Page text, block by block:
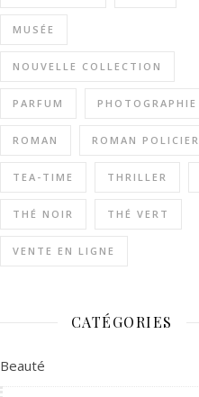
MUSÉE
NOUVELLE COLLECTION
PARFUM PHOTOGRAPHIE
ROMAN ROMAN POLICIER
TEA-TIME THRILLER
THÉ NOIR THÉ VERT
VENTE EN LIGNE
CATÉGORIES
Beauté